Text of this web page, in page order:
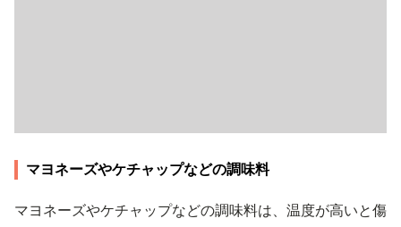
マヨネーズやケチャップなどの調味料
マヨネーズやケチャップなどの調味料は、温度が高いと傷